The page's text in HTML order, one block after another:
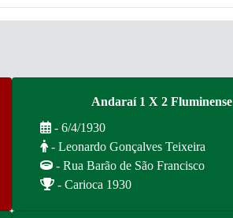
Andaraí 1 X 2 Fluminense
- 6/4/1930
- Leonardo Gonçalves Teixeira
- Rua Barão de São Francisco
- Carioca 1930